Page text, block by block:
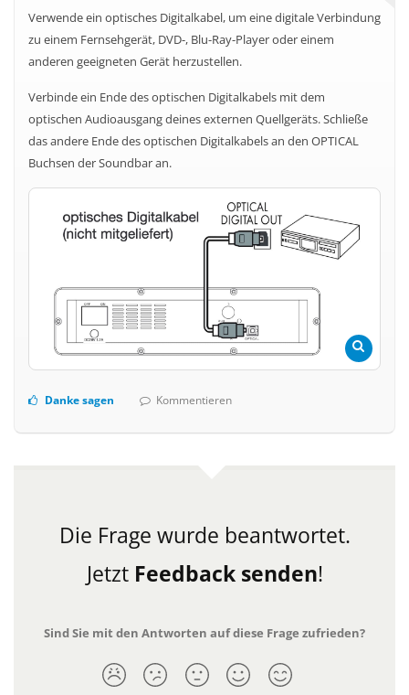
Verwende ein optisches Digitalkabel, um eine digitale Verbindung
zu einem Fernsehgerät, DVD-, Blu-Ray-Player oder einem
anderen geeigneten Gerät herzustellen.
Verbinde ein Ende des optischen Digitalkabels mit dem
optischen Audioausgang deines externen Quellgeräts. Schließe
das andere Ende des optischen Digitalkabels an den OPTICAL
Buchsen der Soundbar an.
Danke sagen Kommentieren
Die Frage wurde beantwortet.
Jetzt Feedback senden!
Sind Sie mit den Antworten auf diese Frage zufrieden?